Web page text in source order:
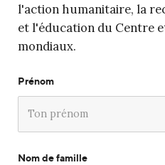
l'action humanitaire, la
et l'éducation du Centre
mondiaux.
Prénom
Nom de famille